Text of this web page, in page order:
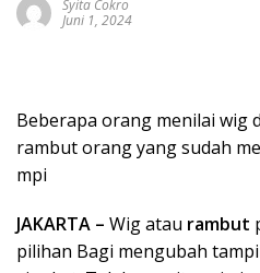
Syita Cokro
Juni 1, 2024
Beberapa orang menilai wig
rambut orang yang sudah
mpi
JAKARTA – Wig atau rambut
pilihan Bagi mengubah